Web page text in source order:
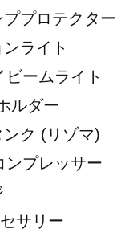
プロテクター
ライト
ビームライト
ルダー
ンク (リゾマ)
ンプレッサー
サリー